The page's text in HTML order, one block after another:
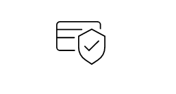
tym swojego uniwersalnego uroku.
doskonale układających się na ciele,